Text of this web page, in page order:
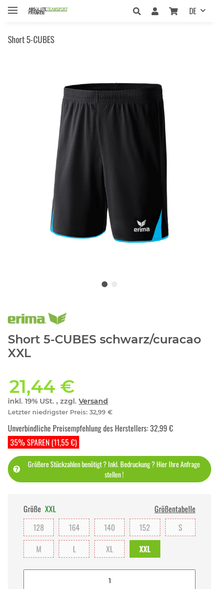
DE
Short 5-CUBES
Short 5-CUBES schwarz/curacao
XXL
21,44 €
inkl. 19% USt. , zzgl. Versand
Letzter niedrigster Preis: 32,99 €
35% SPAREN (11,55 €)
Unverbindliche Preisempfehlung des Herstellers:32,99 €
Größere Stückzahlen benötigt ? Inkl. Bedruckung ? Hier Ihre Anfrage
stellen !
Größe XXL
Größentabelle
128
164 140 152
S
M
L XL XXL